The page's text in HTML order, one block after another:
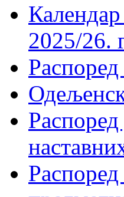
2025/26.
Распоред